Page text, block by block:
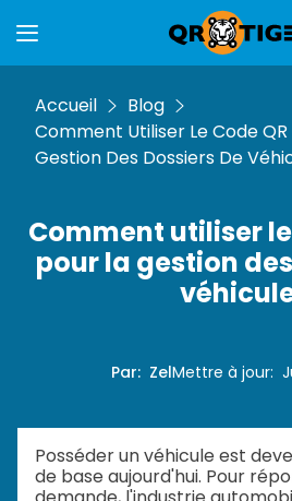
Accueil
Blog
Comment Utiliser Le Code QR
Gestion Des Dossiers De
Comment utiliser le
pour la gestion
Par: ZelMettre à jour:
Posséder un véhicule est
de base aujourd'hui. Pour